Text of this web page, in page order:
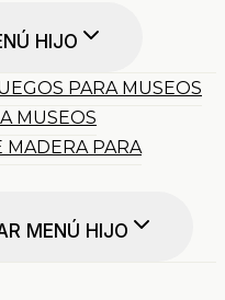
HIJO
PARA MUSEOS
MUSEOS
MADERA PARA
MENÚ HIJO